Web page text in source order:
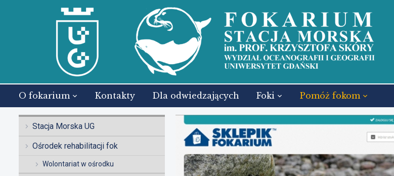
O fokarium Kontakty Dla odwiedzających Foki Pomóż fokom
Stacja Morska UG
Ośrodek rehabilitacji fok
Wolontariat w ośrodku